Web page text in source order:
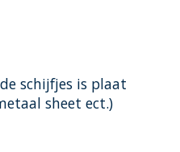
schijfjes is plaat
sheet ect.)